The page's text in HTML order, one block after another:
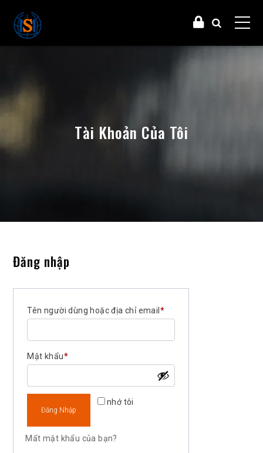
Tài Khoản Của Tôi
Đăng nhập
Tên người dùng hoặc địa chỉ email *Yêu cầu
Mật khẩu*Yêu cầu
nhớ tôi
Đăng Nhập
Mất mật khẩu của bạn?